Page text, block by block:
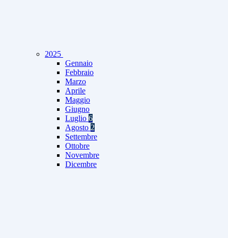
2025
Gennaio
Febbraio
Marzo
Aprile
Maggio
Giugno
Luglio 6
Agosto 2
Settembre
Ottobre
Novembre
Dicembre